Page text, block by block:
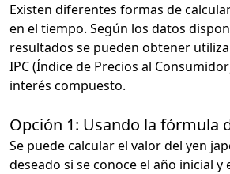
Existen diferentes formas de
en el tiempo. Según los datos
resultados se pueden obtener
IPC (Índice de Precios al
interés compuesto.
Opción 1: Usando la fórmula
Se puede calcular el valor del yen
deseado si se conoce el año inicial y